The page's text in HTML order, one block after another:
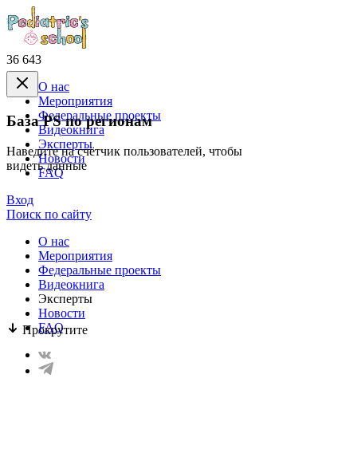
36 643
База PS по регионам
Наведите на счётчик пользователей, чтобы
видеть данные
Прокрутите
О нас
Mероприятия
Федеральные проекты
Видеокнига
Эксперты
Новости
FAQ
Вход
Поиск по сайту
О нас
Mероприятия
Федеральные проекты
Видеокнига
Эксперты
Новости
FAQ